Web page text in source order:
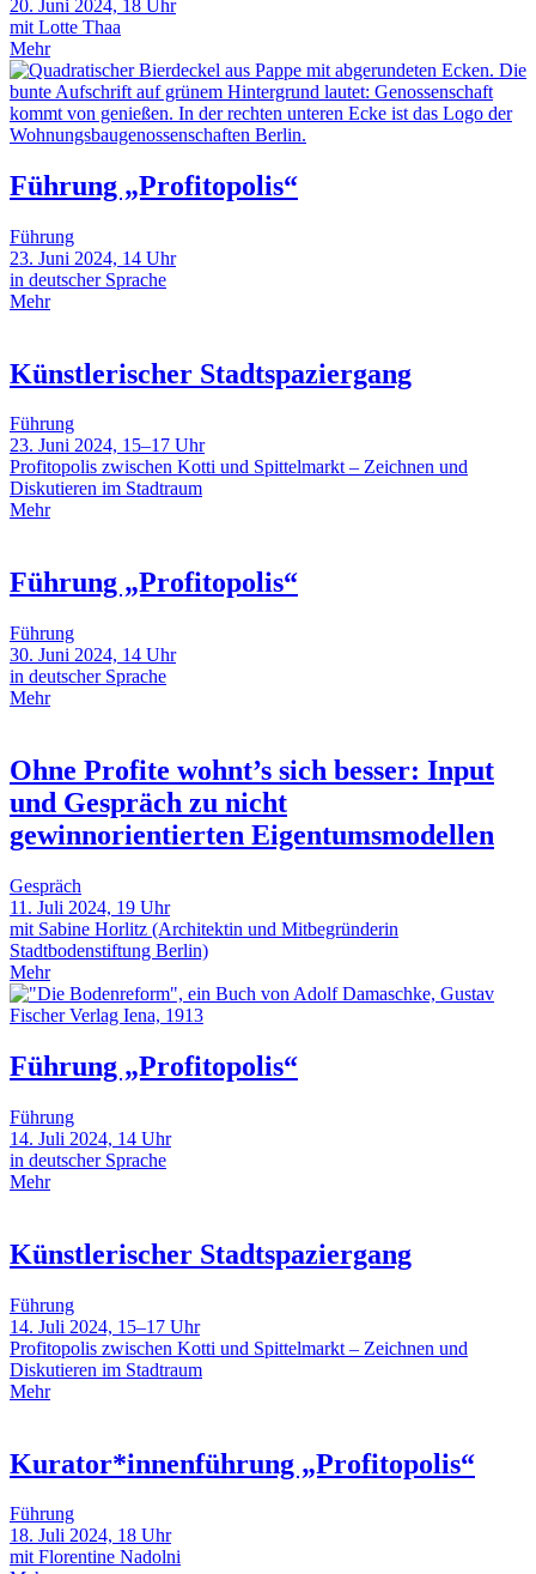
20. Juni 2024, 18 Uhr
mit Lotte Thaa
Mehr
Führung „Profitopolis“
Führung
23. Juni 2024, 14 Uhr
in deutscher Sprache
Mehr
Künstlerischer Stadtspaziergang
Führung
23. Juni 2024, 15–17 Uhr
Profitopolis zwischen Kotti und Spittelmarkt – Zeichnen und
Diskutieren im Stadtraum
Mehr
Führung „Profitopolis“
Führung
30. Juni 2024, 14 Uhr
in deutscher Sprache
Mehr
Ohne Profite wohnt’s sich besser: Input
und Gespräch zu nicht
gewinnorientierten Eigentumsmodellen
Gespräch
11. Juli 2024, 19 Uhr
mit Sabine Horlitz (Architektin und Mitbegründerin
Stadtbodenstiftung Berlin)
Mehr
Führung „Profitopolis“
Führung
14. Juli 2024, 14 Uhr
in deutscher Sprache
Mehr
Künstlerischer Stadtspaziergang
Führung
14. Juli 2024, 15–17 Uhr
Profitopolis zwischen Kotti und Spittelmarkt – Zeichnen und
Diskutieren im Stadtraum
Mehr
Kurator*innenführung „Profitopolis“
Führung
18. Juli 2024, 18 Uhr
mit Florentine Nadolni